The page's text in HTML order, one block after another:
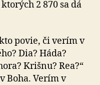
2 870 sa dá
povie, či verím v
Dia? Háda?
Krišnu? Rea?“
Boha. Verím v